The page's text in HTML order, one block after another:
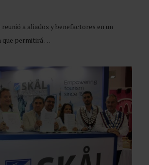
a aliados y benefactores en un
que permitirá …